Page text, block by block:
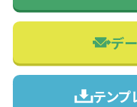
デ
テンプ